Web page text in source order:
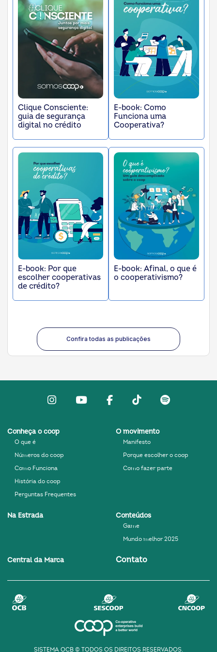
Clique Consciente:
guia de segurança
digital no crédito
E-book: Como
Funciona uma
Cooperativa?
E-book: Por que
escolher cooperativas
de crédito?
E-book: Afinal, o que é
o cooperativismo?
Confira todas as publicações
InstagramYoutubefacebookTiktokSpotify
Conheça o coop
O que é
Números do coop
Como Funciona
História do coop
Perguntas Frequentes
O movimento
Manifesto
Porque escolher o coop
Como fazer parte
Na Estrada Conteúdos
Game
Mundo melhor 2025
Central da Marca Contato
SISTEMA OCB © TODOS OS DIREITOS RESERVADOS.